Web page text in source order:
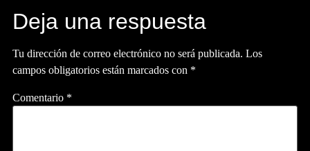
Deja una respuesta
Tu dirección de correo electrónico no será publicada. Los
campos obligatorios están marcados con *
Comentario *